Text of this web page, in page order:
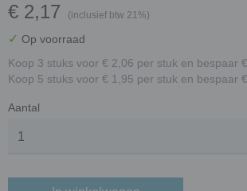
€ 2,17 (inclusief btw 21%)
✓ Op voorraad
Koop 3 stuks voor € 2,06 per stuk en bespaar
Koop 5 stuks voor € 1,95 per stuk en bespaar
Aantal